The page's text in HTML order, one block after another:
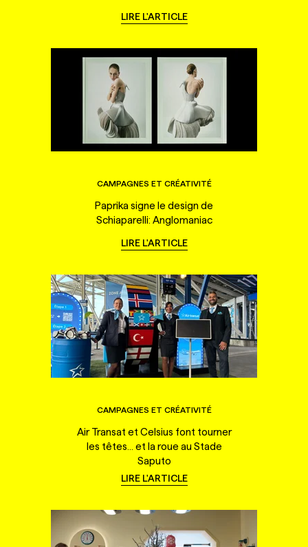
LIRE L'ARTICLE
CAMPAGNES ET CRÉATIVITÉ
Paprika signe le design de
Schiaparelli: Anglomaniac
LIRE L'ARTICLE
CAMPAGNES ET CRÉATIVITÉ
Air Transat et Celsius font tourner
les têtes... et la roue au Stade
Saputo
LIRE L'ARTICLE